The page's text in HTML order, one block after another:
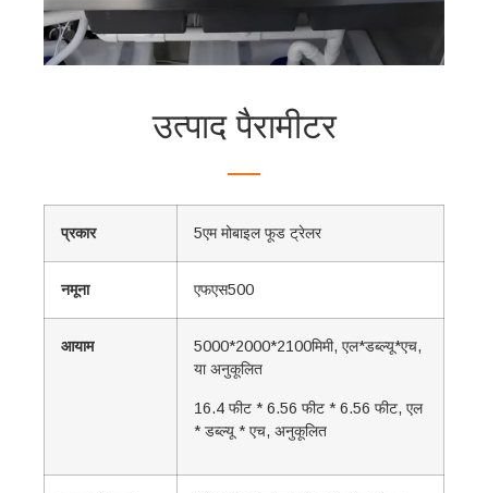
उत्पाद पैरामीटर
प्रकार 5एम मोबाइल फूड ट्रेलर
नमूना एफएस500
आयाम
5000*2000*2100मिमी, एल*डब्ल्यू*एच, ​​
या अनुकूलित
16.4 फीट * 6.56 फीट * 6.56 फीट, एल
* डब्ल्यू * एच, अनुकूलित